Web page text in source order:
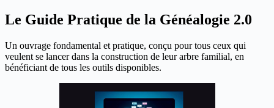
Le Guide Pratique de la Généalogie 2.0
Un ouvrage fondamental et pratique, conçu pour tous ceux qui
veulent se lancer dans la construction de leur arbre familial, en
bénéficiant de tous les outils disponibles.